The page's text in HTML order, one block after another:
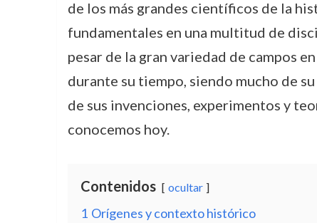
de los más grandes científicos de la
fundamentales en una multitud de
pesar de la gran variedad de campos
durante su tiempo, siendo mucho de
de sus invenciones, experimentos y
conocemos hoy.
Contenidos ocultar
1 Orígenes y contexto histórico